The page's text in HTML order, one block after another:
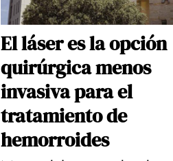
El láser es la opción
quirúrgica menos
invasiva para el
tratamiento de
hemorroides